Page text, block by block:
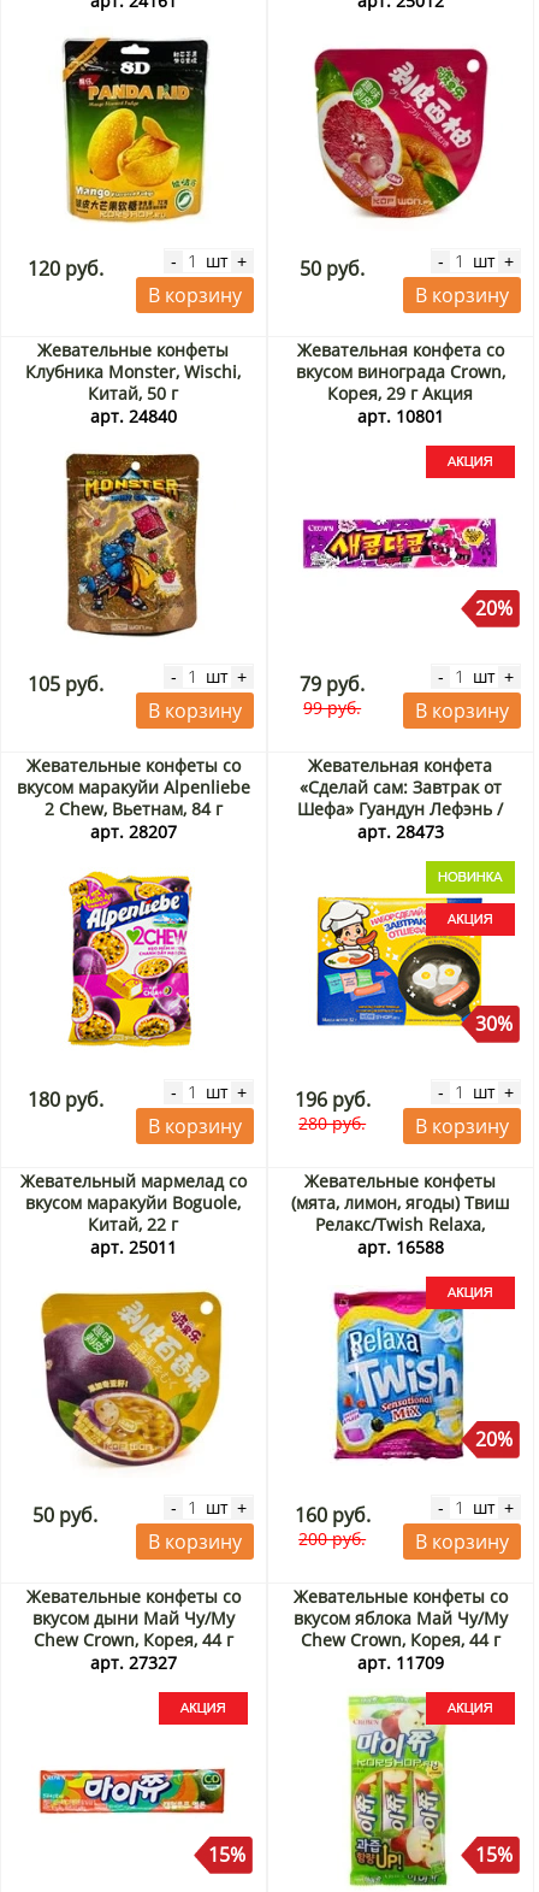
120 руб. - шт +
В корзину
50 руб. - шт +
В корзину
Жевательные конфеты
Клубника Monster, Wischi,
Китай, 50 г
арт. 24840
105 руб. - шт +
В корзину
Жевательная конфета со
вкусом винограда Crown,
Корея, 29 г Акция
арт. 10801
20%
79 руб.
99 руб.
- шт +
В корзину
Жевательные конфеты со
вкусом маракуйи Alpenliebe
2 Chew, Вьетнам, 84 г
арт. 28207
180 руб. - шт +
В корзину
Жевательная конфета
«Сделай сам: Завтрак от
Шефа» Гуандун Лефэнь /
Guandong Lefen, Китай, 32 г
арт. 28473
30%
196 руб.
280 руб.
- шт +
В корзину
Жевательный мармелад со
вкусом маракуйи Boguole,
Китай, 22 г
арт. 25011
50 руб. - шт +
В корзину
Жевательные конфеты
(мята, лимон, ягоды) Твиш
Релакс/Twish Relaxa,
Индонезия, 126 г Акция
арт. 16588
20%
160 руб.
200 руб.
- шт +
В корзину
Жевательные конфеты со
вкусом дыни Май Чу/My
Chew Crown, Корея, 44 г
Акция
арт. 27327
15%
Жевательные конфеты со
вкусом яблока Май Чу/My
Chew Crown, Корея, 44 г
Акция
арт. 11709
15%